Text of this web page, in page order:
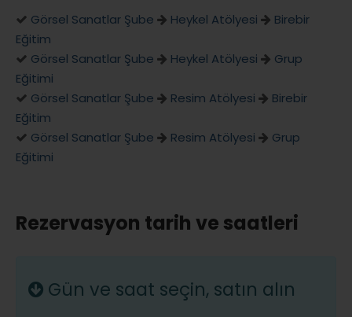
Görsel Sanatlar Şube Heykel Atölyesi
Birebir
Eğitim
Görsel Sanatlar Şube
Heykel Atölyesi
Grup
Eğitimi
Görsel Sanatlar Şube
Resim Atölyesi
Birebir
Eğitim
Görsel Sanatlar Şube
Resim Atölyesi
Grup
Eğitimi
Rezervasyon tarih ve saatleri
Gün ve saat seçin, satın alın